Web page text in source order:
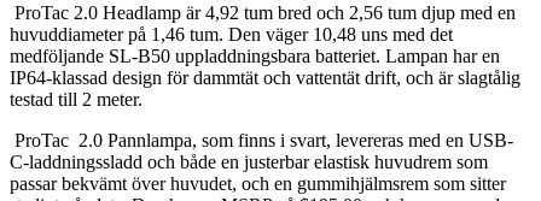
ProTac 2.0 Headlamp är 4,92 tum bred och 2,56 tum djup med en
huvuddiameter på 1,46 tum. Den väger 10,48 uns med det
medföljande SL-B50 uppladdningsbara batteriet. Lampan har en
IP64-klassad design för dammtät och vattentät drift, och är slagtålig
testad till 2 meter.
ProTac 2.0 Pannlampa, som finns i svart, levereras med en USB-
C-laddningssladd och både en justerbar elastisk huvudrem som
passar bekvämt över huvudet, och en gummihjälmsrem som sitter